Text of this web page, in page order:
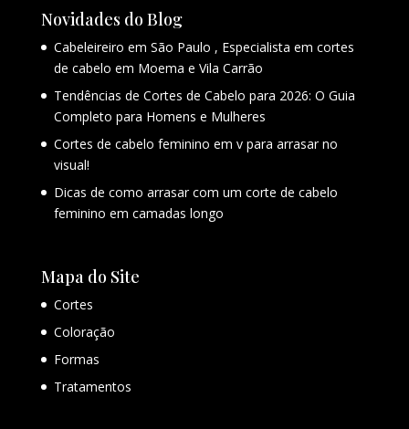
Novidades do Blog
Cabeleireiro em São Paulo , Especialista em cortes
de cabelo em Moema e Vila Carrão
Tendências de Cortes de Cabelo para 2026: O Guia
Completo para Homens e Mulheres
Cortes de cabelo feminino em v para arrasar no
visual!
Dicas de como arrasar com um corte de cabelo
feminino em camadas longo
Mapa do Site
Cortes
Coloração
Formas
Tratamentos